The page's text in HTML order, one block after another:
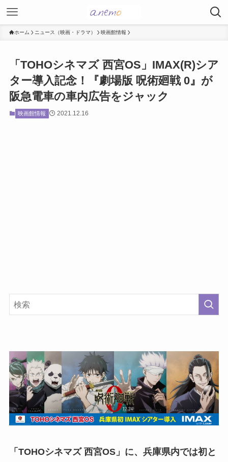
ホーム ニュース（映画・ドラマ） 映画館情報
「TOHOシネマズ 西宮OS」IMAX(R)シア
ター導入記念！『劇場版 呪術廻戦 0』が
阪急電車の車内広告をジャック
映画館情報 2021.12.16
「TOHOシネマズ 西宮OS」に、兵庫県内では初と